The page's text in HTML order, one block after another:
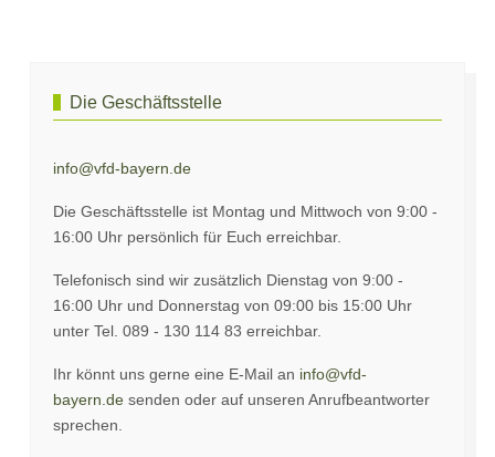
Die Geschäftsstelle
info@vfd-bayern.de
Die Geschäftsstelle ist Montag und Mittwoch von 9:00 -
16:00 Uhr persönlich für Euch erreichbar.
Telefonisch sind wir zusätzlich Dienstag von 9:00 -
16:00 Uhr und Donnerstag von 09:00 bis 15:00 Uhr
unter Tel. 089 - 130 114 83 erreichbar.
Ihr könnt uns gerne eine E-Mail an info@vfd-
bayern.de senden oder auf unseren Anrufbeantworter
sprechen.